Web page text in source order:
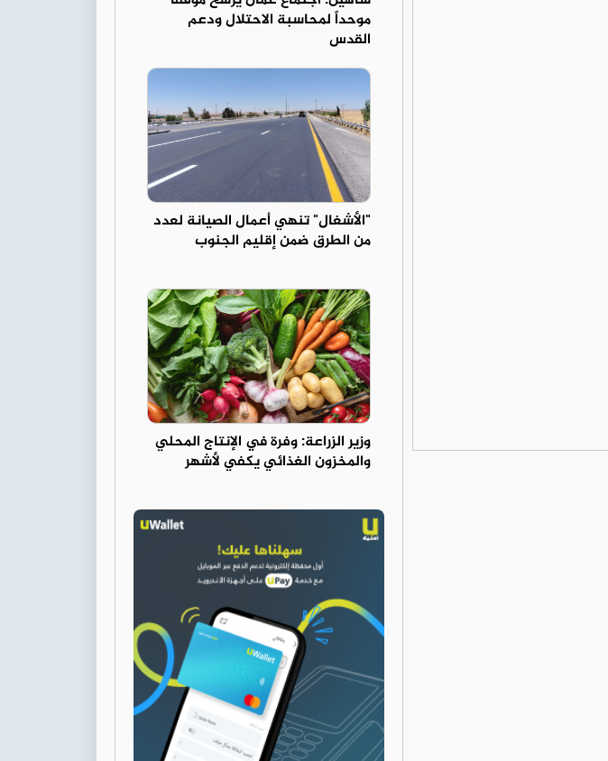
موحداً لمحاسبة الاحتلال ودعم
القدس
"الأشغال" تنهي أعمال الصيانة لعدد
من الطرق ضمن إقليم الجنوب
وزير الزراعة: وفرة في الإنتاج المحلي
والمخزون الغذائي يكفي لأشهر